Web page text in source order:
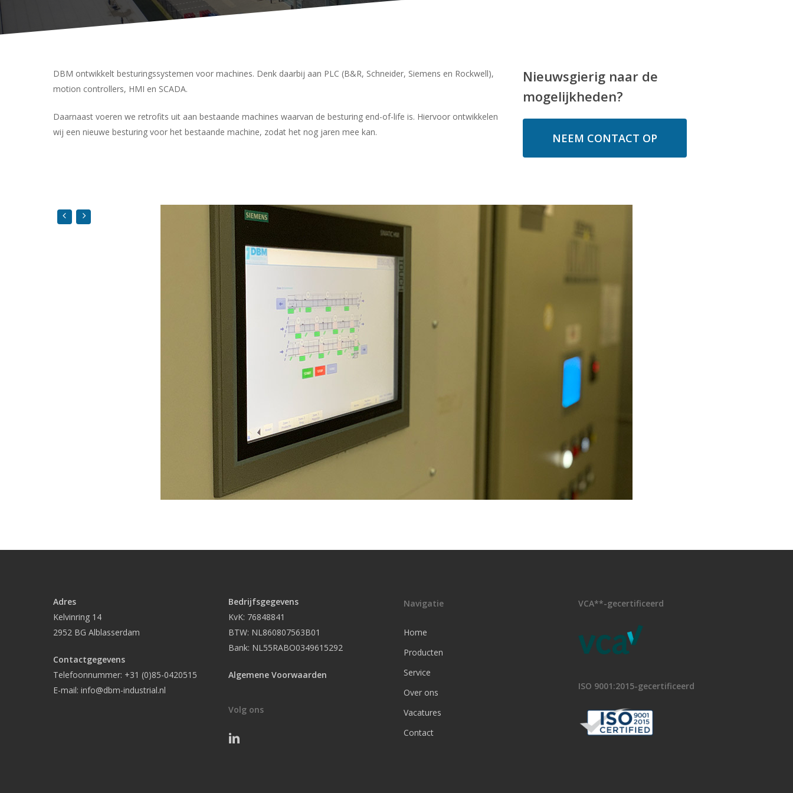
DBM ontwikkelt besturingssystemen voor machines. Denk daarbij aan PLC (B&R, Schneider, Siemens en Rockwell),
motion controllers, HMI en SCADA.
Daarnaast voeren we retrofits uit aan bestaande machines waarvan de besturing end-of-life is. Hiervoor ontwikkelen
wij een nieuwe besturing voor het bestaande machine, zodat het nog jaren mee kan.
Nieuwsgierig naar de
mogelijkheden?
NEEM CONTACT OP
Adres
Kelvinring 14
2952 BG Alblasserdam
Contactgegevens
Telefoonnummer: +31 (0)85-0420515
E-mail: info@dbm-industrial.nl
Bedrijfsgegevens
KvK: 76848841
BTW: NL860807563B01
Bank: NL55RABO0349615292
Algemene Voorwaarden
Volg ons
Navigatie
Home
Producten
Service
Over ons
Vacatures
Contact
VCA**-gecertificeerd
ISO 9001:2015-gecertificeerd